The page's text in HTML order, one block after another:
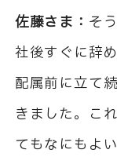
佐藤さま： そ
社後すぐに辞
配属前に立て
きました。こ
てもなにもよ